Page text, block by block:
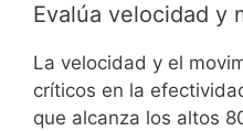
Evalúa velocidad y
La velocidad y el
críticos en la
que alcanza los altos